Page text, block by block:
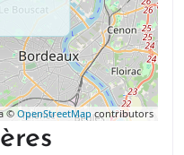
© OpenStreetMapcontributors